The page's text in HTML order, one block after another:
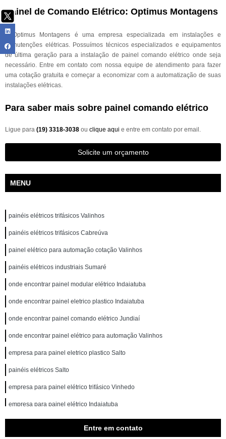
Painel de Comando Elétrico: Optimus Montagens
A Optimus Montagens é uma empresa especializada em instalações e
manutenções elétricas. Possuímos técnicos especializados e equipamentos
de última geração para a instalação de painel comando elétrico onde seja
necessário. Entre em contato com nossa equipe de atendimento para fazer
uma cotação gratuita e começar a economizar com a automatização de suas
instalações elétricas.
Para saber mais sobre painel comando elétrico
Ligue para (19) 3318-3038 ou clique aqui e entre em contato por email.
Solicite um orçamento
MENU
painéis elétricos trifásicos Valinhos
painéis elétricos trifásicos Cabreúva
painel elétrico para automação cotação Valinhos
painéis elétricos industriais Sumaré
onde encontrar painel modular elétrico Indaiatuba
onde encontrar painel eletrico plastico Indaiatuba
onde encontrar painel comando elétrico Jundiaí
onde encontrar painel elétrico para automação Valinhos
empresa para painel eletrico plastico Salto
painéis elétricos Salto
empresa para painel elétrico trifásico Vinhedo
empresa para painel elétrico Indaiatuba
Entre em contato